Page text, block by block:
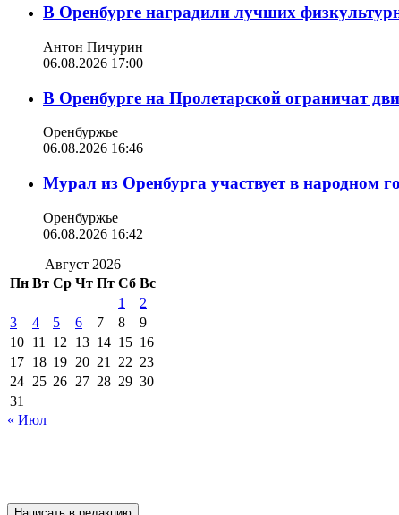
В Оренбурге наградили лучших
Антон Пичурин
06.08.2026 17:00
В Оренбурге на Пролетарской ограничат
Оренбуржье
06.08.2026 16:46
Мурал из Оренбурга участвует в народном
Оренбуржье
06.08.2026 16:42
Август 2026
Пн Вт Ср Чт Пт Сб Вс
1
2
3
4 5 6 7 8
9
10 11 12 13 14 15 16
17 18 19 20 21 22 23
24 25 26 27 28 29 30
31
« Июл